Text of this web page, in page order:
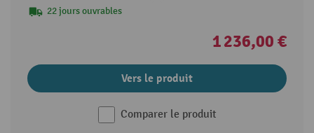
22 jours ouvrables
1 236,00 €
Vers le produit
Comparer le produit